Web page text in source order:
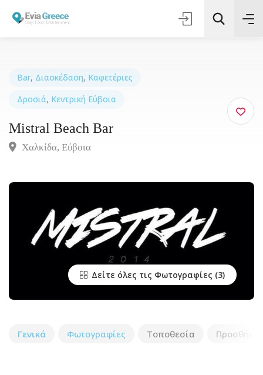
Τοποθεσία
Bar, Διασκέδαση, Καφετέριες
Δροσιά, Κεντρική Εύβοια
Mistral Beach Bar
Χαλκίδα, Eύβοια
Δείτε όλες τις Φωτογραφίες
Γενικά Φωτογραφίες Τοποθεσία Προσθήκη